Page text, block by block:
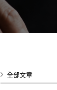
全部文章